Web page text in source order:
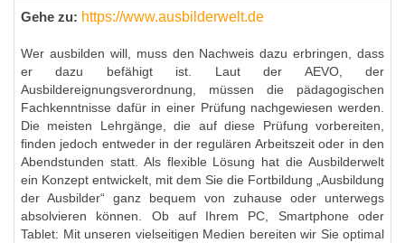
Gehe zu: https://www.ausbilderwelt.de
Wer ausbilden will, muss den Nachweis dazu erbringen, dass
er dazu befähigt ist. Laut der AEVO, der
Ausbildereignungsverordnung, müssen die pädagogischen
Fachkenntnisse dafür in einer Prüfung nachgewiesen werden.
Die meisten Lehrgänge, die auf diese Prüfung vorbereiten,
finden jedoch entweder in der regulären Arbeitszeit oder in den
Abendstunden statt. Als flexible Lösung hat die Ausbilderwelt
ein Konzept entwickelt, mit dem Sie die Fortbildung „Ausbildung
der Ausbilder“ ganz bequem von zuhause oder unterwegs
absolvieren können. Ob auf Ihrem PC, Smartphone oder
Tablet: Mit unseren vielseitigen Medien bereiten wir Sie optimal